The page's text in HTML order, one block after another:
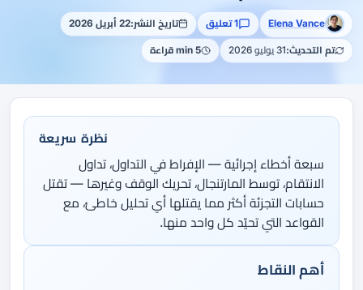
Elena Vance 1 تعليق تاريخ النشر:22 أبريل 2026
تم التحديث:31 يوليو 2026 5 min قراءة
نظرة سريعة
سبعة أخطاء إجرائية — الإفراط في التداول، تداول
الانتقام، توسط المارتنجال، تحريك الوقف وغيرها — تقتل
حسابات التجزئة أكثر مما يقتلها أي تحليل خاطئ، مع
القواعد التي تحيّد كل واحد منها.
أهم النقاط